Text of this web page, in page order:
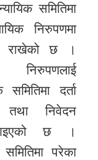
समितिमा
निरुपणमा
राखेको छ ।
निरुपणलाई
दर्ता
निवेदन
छ ।
समितिमा परेका